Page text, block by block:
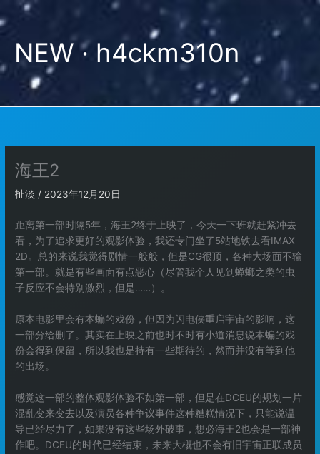
至
NEW · h4ckm310n
海王2
扯淡 / 2023年12月20日
距离第一部时隔5年，海王2终于上映了，今天一下班就赶紧冲去
看，为了追求更好的观影体验，我还专门坐了5站地铁去看IMAX
2D。总的来说我觉得剧情一般般，但是CG很顶，各种大场面不输
第一部。就是有些画面有点恶心（尽管我个人见到蟑螂之类的虫
子反应不会特别激烈，但是……）。
原本电影里会有本蝙的戏份，但因为闪电侠重启宇宙的影响，这
一部分给删了。其实在上映之前也时不时有小道消息说本蝙的戏
份会得到保留，所以我也是持有一些期待的，然而并没有等到他
的出场。
感觉这一部的整体观影体验不如第一部，但是在DCEU的规划一片
混乱变来变去以及演员各种争议事件这种糟糕情况下，只能说温
导已经尽力了，如果没有这些场外破事，想必海王2也会是一部神
作吧。DCEU的时代已经结束，未来大概也不会有旧宇宙正联成员